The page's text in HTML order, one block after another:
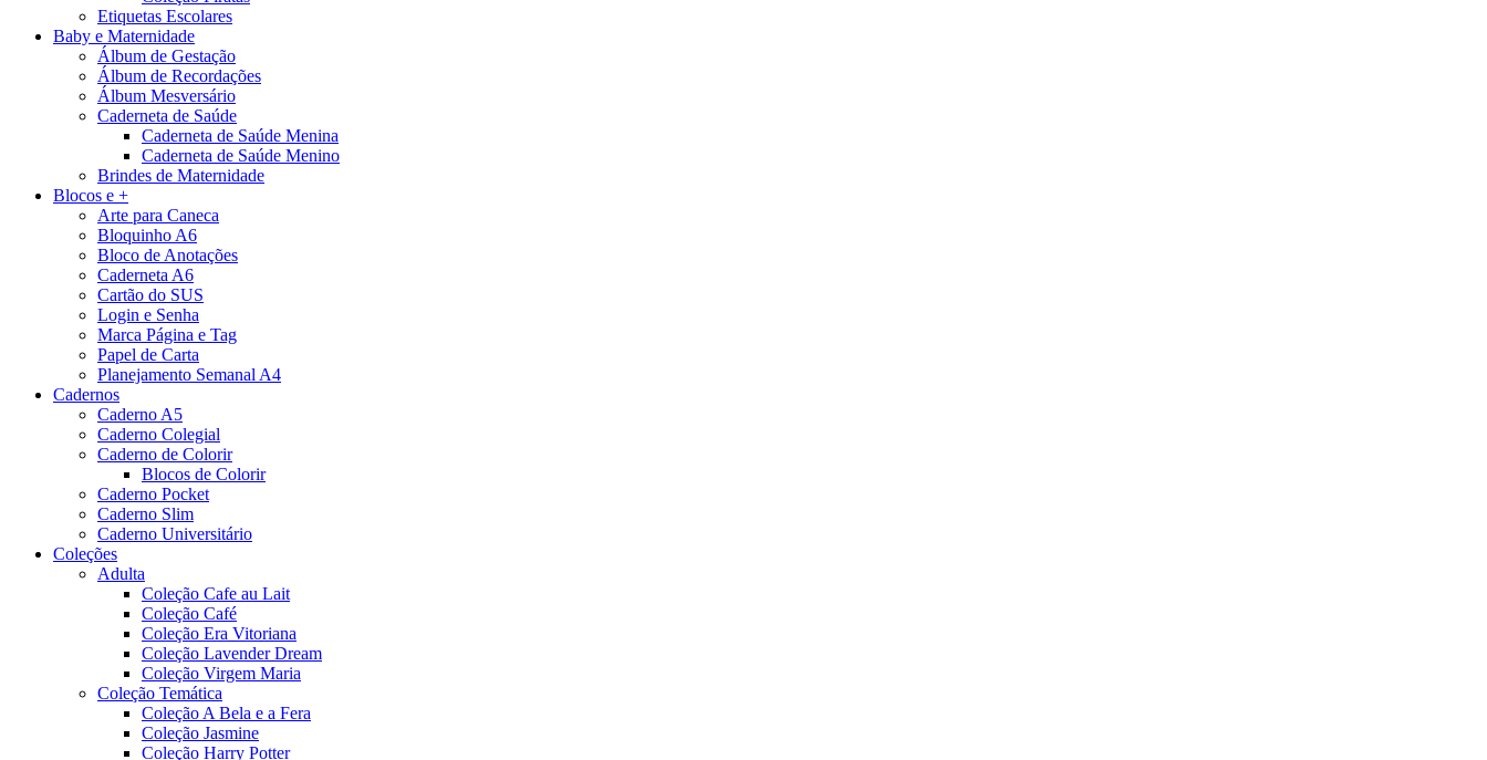
Etiquetas Escolares
Baby e Maternidade
Álbum de Gestação
Álbum de Recordações
Álbum Mesversário
Caderneta de Saúde
Caderneta de Saúde Menina
Caderneta de Saúde Menino
Brindes de Maternidade
Blocos e +
Arte para Caneca
Bloquinho A6
Bloco de Anotações
Caderneta A6
Cartão do SUS
Login e Senha
Marca Página e Tag
Papel de Carta
Planejamento Semanal A4
Cadernos
Caderno A5
Caderno Colegial
Caderno de Colorir
Blocos de Colorir
Caderno Pocket
Caderno Slim
Caderno Universitário
Coleções
Adulta
Coleção Cafe au Lait
Coleção Café
Coleção Era Vitoriana
Coleção Lavender Dream
Coleção Virgem Maria
Coleção Temática
Coleção A Bela e a Fera
Coleção Jasmine
Coleção Harry Potter